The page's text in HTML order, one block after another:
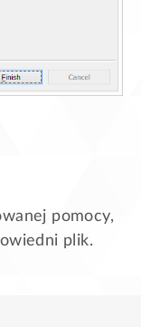
pomocy,
plik.